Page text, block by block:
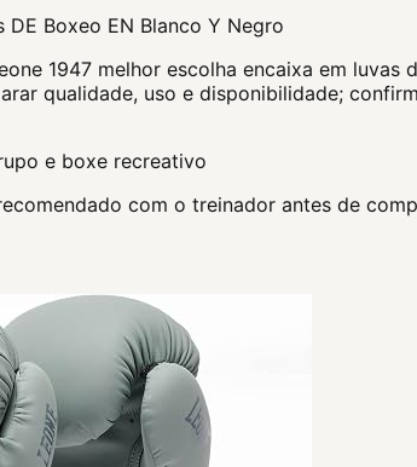
DE Boxeo EN Blanco Y Negro
1947 melhor escolha encaixa em
qualidade, uso e disponibilidade;
e boxe recreativo
com o treinador antes de